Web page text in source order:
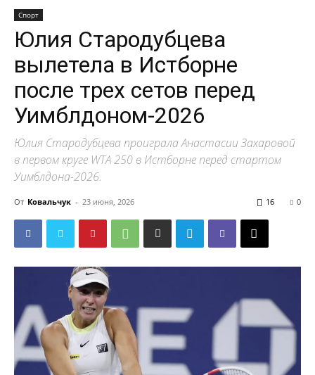
Спорт
Юлия Стародубцева
вылетела в Истборне
после трех сетов перед
Уимблдоном-2026
Юлия Стародубцева проиграла Анастасии Захаровой
в первом круге WTA 250 в Истборне перед стартом
Уимблдона-2026.
От Ковальчук - 23 июня, 2026 0
16